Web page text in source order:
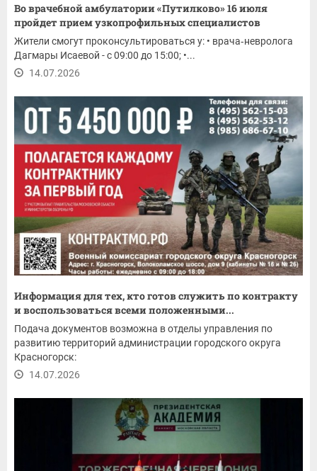
Во врачебной амбулатории «Путилково» 16 июля
пройдет прием узкопрофильных специалистов
Жители смогут проконсультироваться у: • врача‑невролога
Дагмары Исаевой - с 09:00 до 15:00; •...
14.07.2026
Информация для тех, кто готов служить по контракту
и воспользоваться всеми положенными...
Подача документов возможна в отделы управления по
развитию территорий администрации городского округа
Красногорск:
14.07.2026